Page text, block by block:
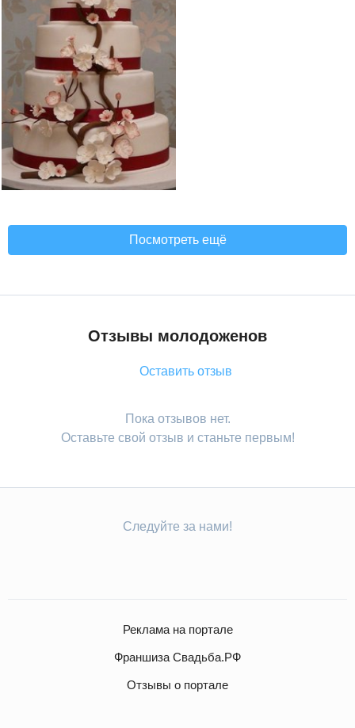
Посмотреть ещё
Отзывы молодоженов
Оставить отзыв
Пока отзывов нет.
Оставьте свой отзыв и станьте первым!
Следуйте за нами!
Реклама на портале
Франшиза Свадьба.РФ
Отзывы о портале